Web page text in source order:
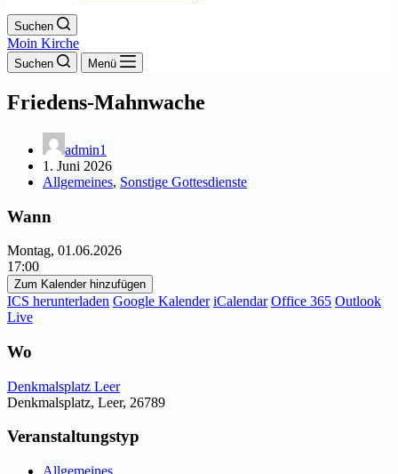
Suchen
Moin Kirche
Suchen Menü
Friedens-Mahnwache
admin1
1. Juni 2026
Allgemeines, Sonstige Gottesdienste
Wann
Montag, 01.06.2026
17:00
Zum Kalender hinzufügen
ICS herunterladen Google Kalender iCalendar Office 365 Outlook
Live
Wo
Denkmalsplatz Leer
Denkmalsplatz, Leer, 26789
Veranstaltungstyp